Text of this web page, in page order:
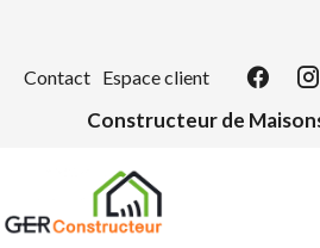
Contact Espace client
Constructeur de